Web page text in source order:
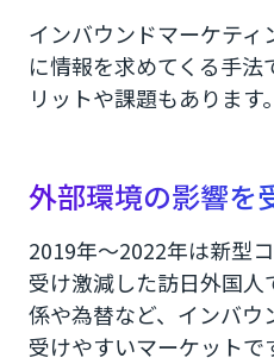
インバウンドマーケテ
に情報を求めてくる手
リットや課題もあります。
外部環境の影響を
2019年〜2022年は新型
受け激減した訪日外国
係や為替など、インバウ
受けやすいマーケットで